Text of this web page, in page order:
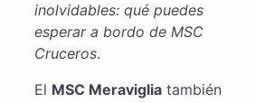
inolvidables: qué puedes
esperar a bordo de MSC
Cruceros.
El MSC Meraviglia también